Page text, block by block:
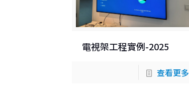
電視架工程實例-2025
查看更多